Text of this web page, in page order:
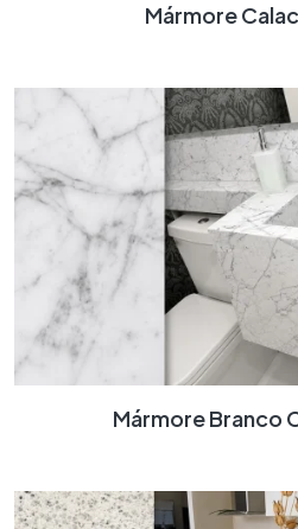
Mármore
Mármore Branco